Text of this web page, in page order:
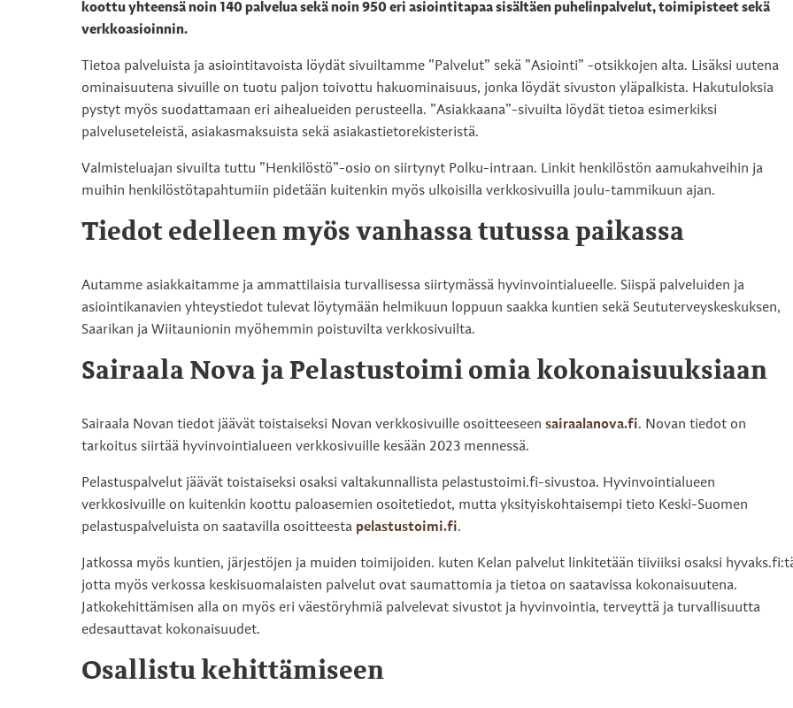
koottu yhteensä noin 140 palvelua sekä noin 950 eri asiointitapaa sisältäen puhelinpalvelut, toimipisteet sekä
verkkoasioinnin.
Tietoa palveluista ja asiointitavoista löydät sivuiltamme ”Palvelut” sekä ”Asiointi” -otsikkojen alta. Lisäksi uutena
ominaisuutena sivuille on tuotu paljon toivottu hakuominaisuus, jonka löydät sivuston yläpalkista. Hakutuloksia
pystyt myös suodattamaan eri aihealueiden perusteella. ”Asiakkaana”-sivuilta löydät tietoa esimerkiksi
palveluseteleistä, asiakasmaksuista sekä asiakastietorekisteristä.
Valmisteluajan sivuilta tuttu ”Henkilöstö”-osio on siirtynyt Polku-intraan. Linkit henkilöstön aamukahveihin ja
muihin henkilöstötapahtumiin pidetään kuitenkin myös ulkoisilla verkkosivuilla joulu-tammikuun ajan.
Tiedot edelleen myös vanhassa tutussa paikassa
Autamme asiakkaitamme ja ammattilaisia turvallisessa siirtymässä hyvinvointialueelle. Siispä palveluiden ja
asiointikanavien yhteystiedot tulevat löytymään helmikuun loppuun saakka kuntien sekä Seututerveyskeskuksen,
Saarikan ja Wiitaunionin myöhemmin poistuvilta verkkosivuilta.
Sairaala Nova ja Pelastustoimi omia kokonaisuuksiaan
Sairaala Novan tiedot jäävät toistaiseksi Novan verkkosivuille osoitteeseen sairaalanova.fi. Novan tiedot on
tarkoitus siirtää hyvinvointialueen verkkosivuille kesään 2023 mennessä.
Pelastuspalvelut jäävät toistaiseksi osaksi valtakunnallista pelastustoimi.fi-sivustoa. Hyvinvointialueen
verkkosivuille on kuitenkin koottu paloasemien osoitetiedot, mutta yksityiskohtaisempi tieto Keski-Suomen
pelastuspalveluista on saatavilla osoitteesta pelastustoimi.fi.
Jatkossa myös kuntien, järjestöjen ja muiden toimijoiden. kuten Kelan palvelut linkitetään tiiviiksi osaksi
jotta myös verkossa keskisuomalaisten palvelut ovat saumattomia ja tietoa on saatavissa kokonaisuutena.
Jatkokehittämisen alla on myös eri väestöryhmiä palvelevat sivustot ja hyvinvointia, terveyttä ja turvallisuutta
edesauttavat kokonaisuudet.
Osallistu kehittämiseen